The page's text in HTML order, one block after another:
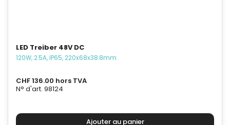
LED Treiber 48V DC
120W, 2.5A, IP65, 220x68x38.8mm
CHF 136.00 hors TVA
N° d'art. 98124